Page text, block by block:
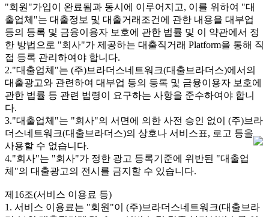
"회원"가입이 완료됨과 동시에 이루어지고, 이를 위하여 "대
출업체"는 대출정보 및 대출거래조건에 관한 내용을 대부업
등의 등록 및 금융이용자 보호에 관한 법률 및 이 약관에서 정
한 방법으로 "회사"가 제공하는 대출직거래 Platform을 통해 직
접 등록 관리하여야 합니다.
2."대출업체"는 (주)브라더스네트워크(대출브라더스)에서의
대출광고와 관련하여 대부업 등의 등록 및 금융이용자 보호에
관한 법률 등 관련 법령이 요구하는 사항을 준수하여야 합니
다.
3."대출업체"는 "회사"의 서면에 의한 사전 승인 없이 (주)브라
더스네트워크(대출브라더스)의 상호나 서비스표, 로고 등을
사용할 수 없습니다.
4."회사"는 "회사"가 정한 광고 등록기준에 위반된 "대출업
체"의 대출광고의 전시를 금지할 수 있습니다.
제16조(서비스 이용료 등)
1. 서비스 이용료는 "회원"이 (주)브라더스네트워크(대출브라